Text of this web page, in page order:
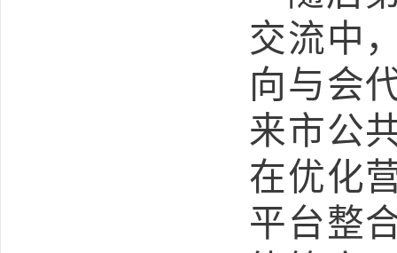
交流中
向与会
来市公
在优化
平台整